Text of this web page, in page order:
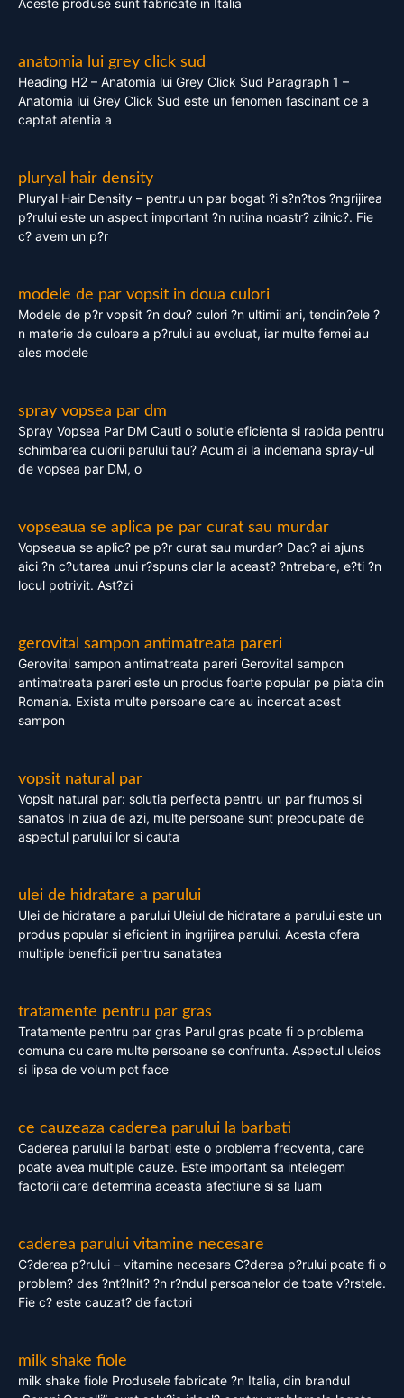
Aceste produse sunt fabricate in Italia
anatomia lui grey click sud
Heading H2 – Anatomia lui Grey Click Sud Paragraph 1 –
Anatomia lui Grey Click Sud este un fenomen fascinant ce a
captat atentia a
pluryal hair density
Pluryal Hair Density – pentru un par bogat ?i s?n?tos ?ngrijirea
p?rului este un aspect important ?n rutina noastr? zilnic?. Fie
c? avem un p?r
modele de par vopsit in doua culori
Modele de p?r vopsit ?n dou? culori ?n ultimii ani, tendin?ele ?
n materie de culoare a p?rului au evoluat, iar multe femei au
ales modele
spray vopsea par dm
Spray Vopsea Par DM Cauti o solutie eficienta si rapida pentru
schimbarea culorii parului tau? Acum ai la indemana spray-ul
de vopsea par DM, o
vopseaua se aplica pe par curat sau murdar
Vopseaua se aplic? pe p?r curat sau murdar? Dac? ai ajuns
aici ?n c?utarea unui r?spuns clar la aceast? ?ntrebare, e?ti ?n
locul potrivit. Ast?zi
gerovital sampon antimatreata pareri
Gerovital sampon antimatreata pareri Gerovital sampon
antimatreata pareri este un produs foarte popular pe piata din
Romania. Exista multe persoane care au incercat acest
sampon
vopsit natural par
Vopsit natural par: solutia perfecta pentru un par frumos si
sanatos In ziua de azi, multe persoane sunt preocupate de
aspectul parului lor si cauta
ulei de hidratare a parului
Ulei de hidratare a parului Uleiul de hidratare a parului este un
produs popular si eficient in ingrijirea parului. Acesta ofera
multiple beneficii pentru sanatatea
tratamente pentru par gras
Tratamente pentru par gras Parul gras poate fi o problema
comuna cu care multe persoane se confrunta. Aspectul uleios
si lipsa de volum pot face
ce cauzeaza caderea parului la barbati
Caderea parului la barbati este o problema frecventa, care
poate avea multiple cauze. Este important sa intelegem
factorii care determina aceasta afectiune si sa luam
caderea parului vitamine necesare
C?derea p?rului – vitamine necesare C?derea p?rului poate fi o
problem? des ?nt?lnit? ?n r?ndul persoanelor de toate v?rstele.
Fie c? este cauzat? de factori
milk shake fiole
milk shake fiole Produsele fabricate ?n Italia, din brandul